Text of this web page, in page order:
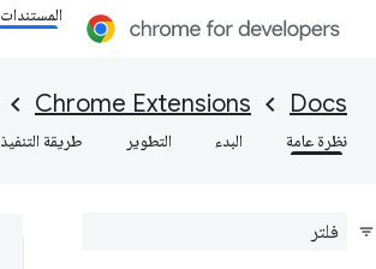
المستندات
Docs
Chrome Extensions
نظرة عامة البدء التطوير طريقة التنفيذ